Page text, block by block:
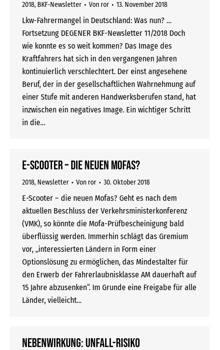
2018, BKF-Newsletter Von ror 13. November 2018
Lkw-Fahrermangel in Deutschland: Was nun? …
Fortsetzung DEGENER BKF-Newsletter 11/2018 Doch
wie konnte es so weit kommen? Das Image des
Kraftfahrers hat sich in den vergangenen Jahren
kontinuierlich verschlechtert. Der einst angesehene
Beruf, der in der gesellschaftlichen Wahrnehmung auf
einer Stufe mit anderen Handwerksberufen stand, hat
inzwischen ein negatives Image. Ein wichtiger Schritt
in die…
E-Scooter – die neuen Mofas?
2018, Newsletter Von ror 30. Oktober 2018
E-Scooter – die neuen Mofas? Geht es nach dem
aktuellen Beschluss der Verkehrsministerkonferenz
(VMK), so könnte die Mofa-Prüfbescheinigung bald
überflüssig werden. Immerhin schlägt das Gremium
vor, „interessierten Ländern in Form einer
Optionslösung zu ermöglichen, das Mindestalter für
den Erwerb der Fahrerlaubnisklasse AM dauerhaft auf
15 Jahre abzusenken“. Im Grunde eine Freigabe für alle
Länder, vielleicht…
Nebenwirkung: Unfall-Risiko